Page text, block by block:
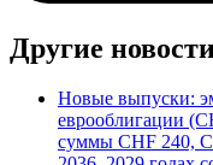
Другие
Новые выпуски:
еврооблигации
суммы CHF 240,